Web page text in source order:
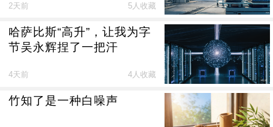
2天前 5人收藏
哈萨比斯“高升”，让我为字
节吴永辉捏了一把汗
4天前 4人收藏
竹知了是一种白噪声